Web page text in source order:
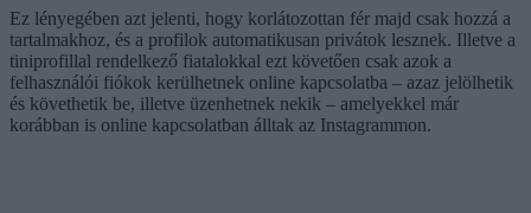
Ez lényegében azt jelenti, hogy korlátozottan fér majd csak hozzá a
tartalmakhoz, és a profilok automatikusan privátok lesznek. Illetve a
tiniprofillal rendelkező fiatalokkal ezt követően csak azok a
felhasználói fiókok kerülhetnek online kapcsolatba – azaz jelölhetik
és követhetik be, illetve üzenhetnek nekik – amelyekkel már
korábban is online kapcsolatban álltak az Instagrammon.